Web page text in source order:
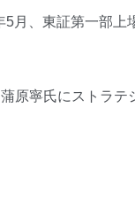
月、東証第一部
原寧氏にストラテ